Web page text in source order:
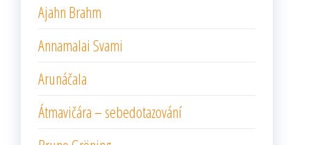
Ajahn Brahm
Annamalai Svami
Arunáčala
Átmavičára – sebedotazování